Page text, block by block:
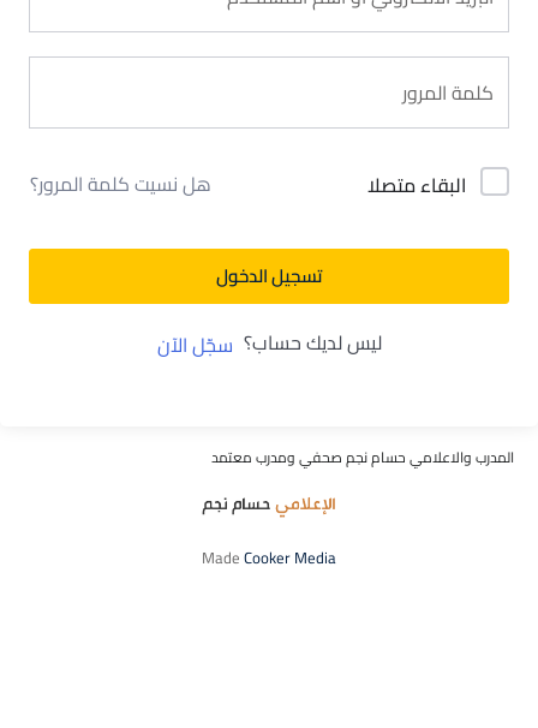
البقاء متصلا هل نسيت كلمة المرور؟
تسجيل الدخول
ليس لديك حساب؟ سجّل الآن
المدرب والاعلامي حسام نجم صحفي ومدرب معتمد
MadeCooker Media